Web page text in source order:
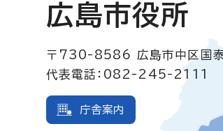
広島市役所
〒730-8586
広島市中区国
代表電話：082-245-2111
庁舎案内